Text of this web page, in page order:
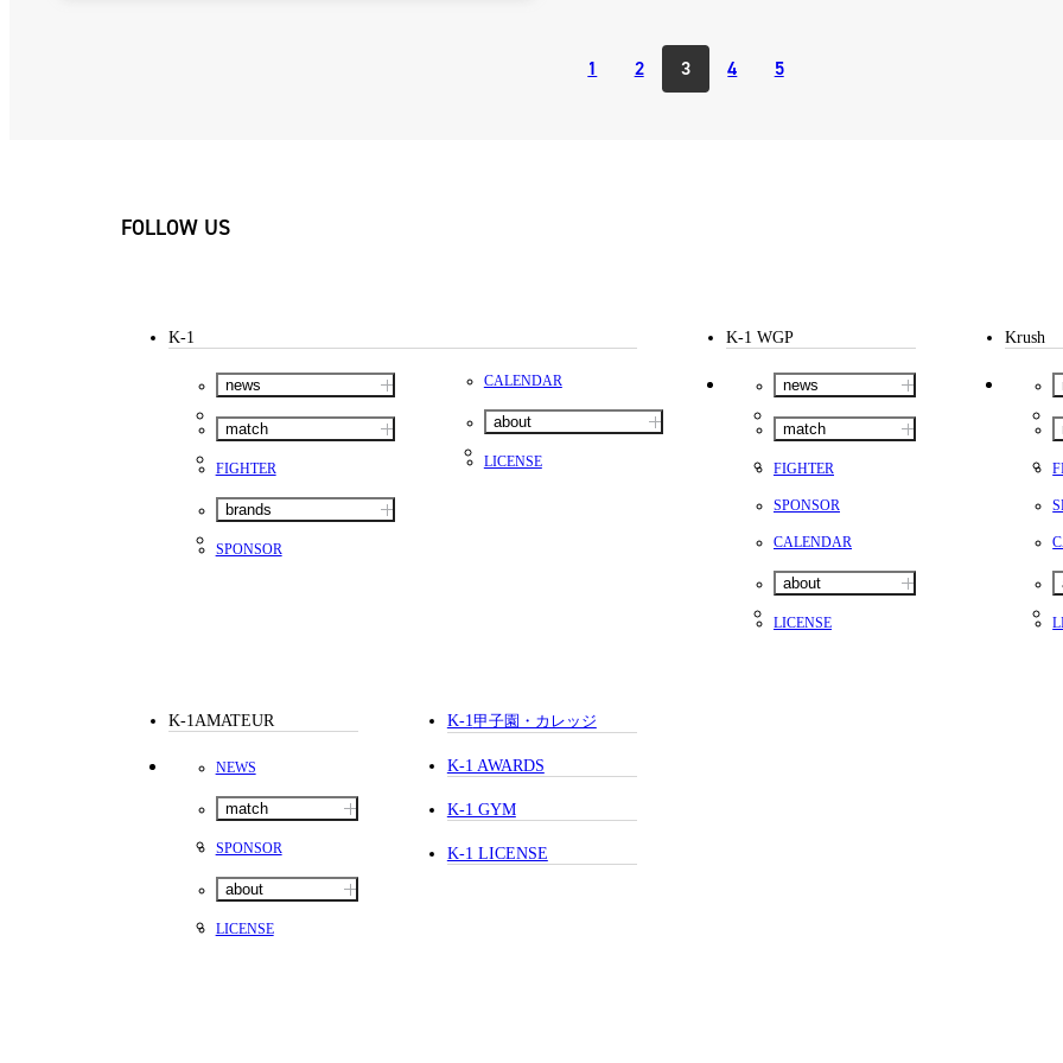
1 2 3 4 5
FOLLOW US
K-1
news
match
FIGHTER
brands
SPONSOR
CALENDAR
about
LICENSE
K-1 WGP
news
match
FIGHTER
SPONSOR
CALENDAR
about
LICENSE
Krush
K-1AMATEUR
NEWS
match
SPONSOR
about
LICENSE
K-1甲子園・カレッジ
K-1 AWARDS
K-1 GYM
K-1 LICENSE